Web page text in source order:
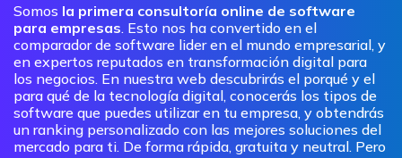
Somos la primera consultoría online de software
para empresas. Esto nos ha convertido en el
comparador de software lider en el mundo empresarial, y
en expertos reputados en transformación digital para
los negocios. En nuestra web descubrirás el porqué y el
para qué de la tecnología digital, conocerás los tipos de
software que puedes utilizar en tu empresa, y obtendrás
un ranking personalizado con las mejores soluciones del
mercado para ti. De forma rápida, gratuita y neutral. Pero